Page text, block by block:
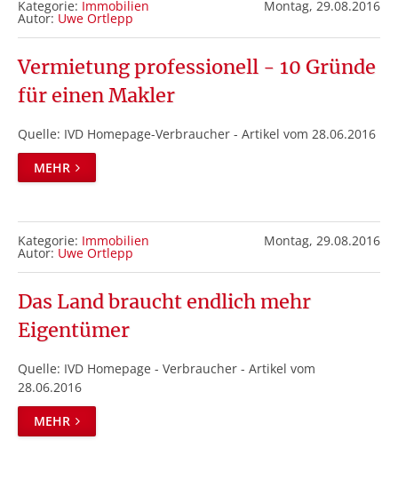
Montag, 29.08.2016
Kategorie: Immobilien
Autor: Uwe Ortlepp
Vermietung professionell - 10 Gründe
für einen Makler
Quelle: IVD Homepage-Verbraucher - Artikel vom 28.06.2016
MEHR
Montag, 29.08.2016
Kategorie: Immobilien
Autor: Uwe Ortlepp
Das Land braucht endlich mehr
Eigentümer
Quelle: IVD Homepage - Verbraucher - Artikel vom
28.06.2016
MEHR